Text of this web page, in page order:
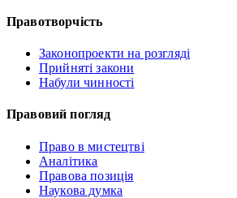
Правотворчість
Законопроекти на розгляді
Прийняті закони
Набули чинності
Правовий погляд
Право в мистецтві
Аналітика
Правова позиція
Наукова думка